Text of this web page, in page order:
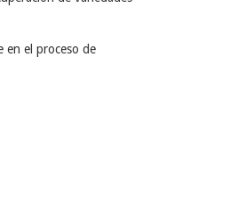
en el proceso de